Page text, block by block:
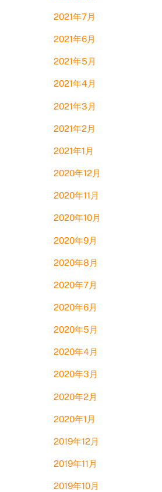
2021年7月
2021年6月
2021年5月
2021年4月
2021年3月
2021年2月
2021年1月
2020年12月
2020年11月
2020年10月
2020年9月
2020年8月
2020年7月
2020年6月
2020年5月
2020年4月
2020年3月
2020年2月
2020年1月
2019年12月
2019年11月
2019年10月